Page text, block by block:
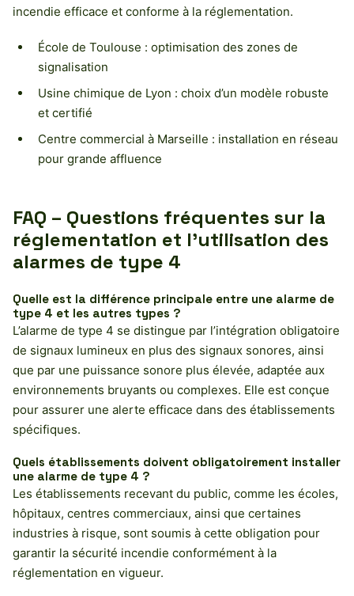
incendie efficace et conforme à la réglementation.
École de Toulouse : optimisation des zones de
signalisation
Usine chimique de Lyon : choix d’un modèle robuste
et certifié
Centre commercial à Marseille : installation en réseau
pour grande affluence
FAQ – Questions fréquentes sur la
réglementation et l’utilisation des
alarmes de type 4
Quelle est la différence principale entre une alarme de
type 4 et les autres types ?
L’alarme de type 4 se distingue par l’intégration obligatoire
de signaux lumineux en plus des signaux sonores, ainsi
que par une puissance sonore plus élevée, adaptée aux
environnements bruyants ou complexes. Elle est conçue
pour assurer une alerte efficace dans des établissements
spécifiques.
Quels établissements doivent obligatoirement installer
une alarme de type 4 ?
Les établissements recevant du public, comme les écoles,
hôpitaux, centres commerciaux, ainsi que certaines
industries à risque, sont soumis à cette obligation pour
garantir la sécurité incendie conformément à la
réglementation en vigueur.